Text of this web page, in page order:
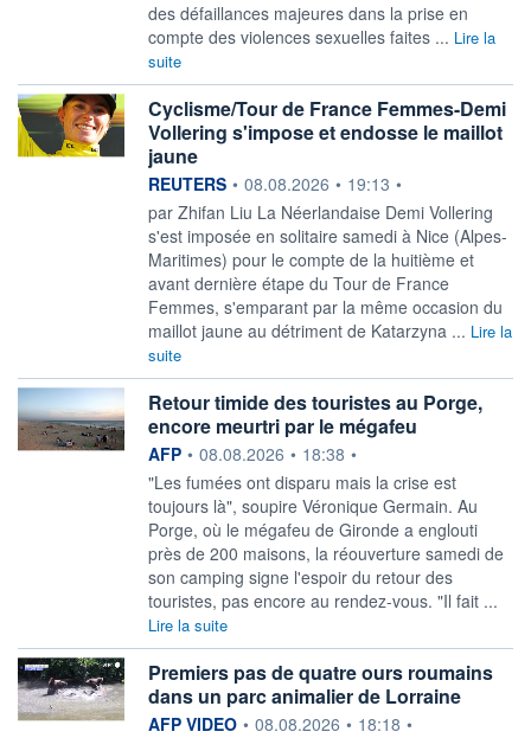
des défaillances majeures dans la prise en
compte des violences sexuelles faites ... Lire la
suite
Cyclisme/Tour de France Femmes-Demi
Vollering s'impose et endosse le maillot
jaune
information fournie par
REUTERS • 08.08.2026 • 19:13 •
par Zhifan Liu La Néerlandaise Demi Vollering
s'est imposée en solitaire ‌samedi à Nice (Alpes-
Maritimes) pour le compte de la huitième et
avant dernière étape du Tour de France
Femmes, s'emparant par la même ​occasion du
maillot jaune au détriment de Katarzyna ... Lire la
suite
Retour timide des touristes au Porge,
encore meurtri par le mégafeu
information fournie par
AFP • 08.08.2026 • 18:38 •
"Les fumées ont disparu mais la crise est
toujours là", soupire Véronique Germain. Au
Porge, où le mégafeu de Gironde a englouti
près de 200 maisons, la réouverture samedi de
son camping signe l'espoir du retour des
touristes, pas encore au rendez-vous. "Il fait ...
Lire la suite
Premiers pas de quatre ours roumains
dans un parc animalier de Lorraine
information fournie par
AFP VIDEO • 08.08.2026 • 18:18 •